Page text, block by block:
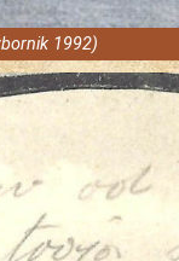
1992)